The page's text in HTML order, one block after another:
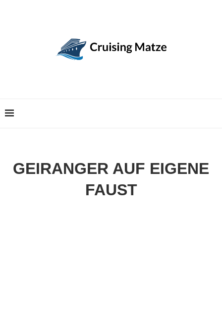
GEIRANGER AUF EIGENE
FAUST